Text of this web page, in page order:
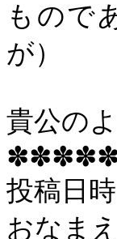
もので
が）
貴公の
投稿 日時
おなまえ